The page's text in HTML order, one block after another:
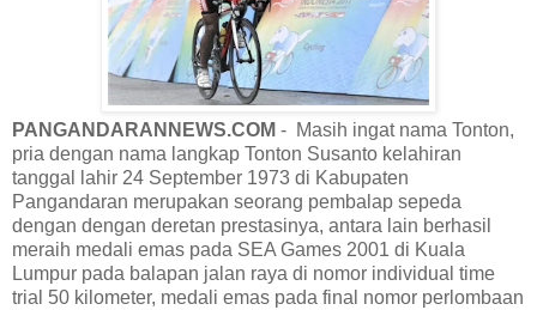
PANGANDARANNEWS.COM - Masih ingat nama Tonton,
pria dengan nama langkap Tonton Susanto kelahiran
tanggal lahir 24 September 1973 di Kabupaten
Pangandaran merupakan seorang pembalap sepeda
dengan dengan deretan prestasinya, antara lain berhasil
meraih medali emas pada SEA Games 2001 di Kuala
Lumpur pada balapan jalan raya di nomor individual time
trial 50 kilometer, medali emas pada final nomor perlombaan